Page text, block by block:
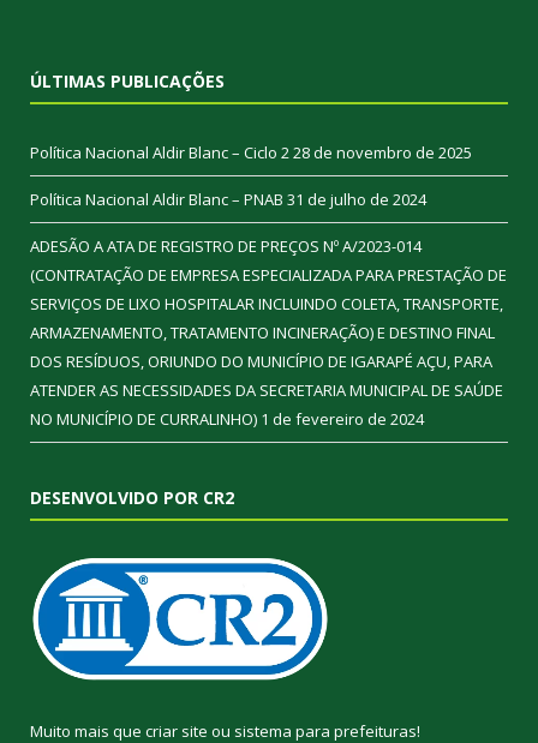
ÚLTIMAS PUBLICAÇÕES
Política Nacional Aldir Blanc – Ciclo 228 de novembro de 2025
Política Nacional Aldir Blanc – PNAB 31 de julho de 2024
ADESÃO A ATA DE REGISTRO DE PREÇOS Nº A/2023-014
(CONTRATAÇÃO DE EMPRESA ESPECIALIZADA PARA PRESTAÇÃO DE
SERVIÇOS DE LIXO HOSPITALAR INCLUINDO COLETA, TRANSPORTE,
ARMAZENAMENTO, TRATAMENTO INCINERAÇÃO) E DESTINO FINAL
DOS RESÍDUOS, ORIUNDO DO MUNICÍPIO DE IGARAPÉ AÇU, PARA
ATENDER AS NECESSIDADES DA SECRETARIA MUNICIPAL DE SAÚDE
NO MUNICÍPIO DE CURRALINHO) 1 de fevereiro de 2024
DESENVOLVIDO POR CR2
Muito mais que criar site ou sistema para prefeituras!